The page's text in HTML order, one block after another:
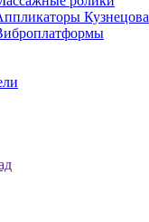
Кузнецова